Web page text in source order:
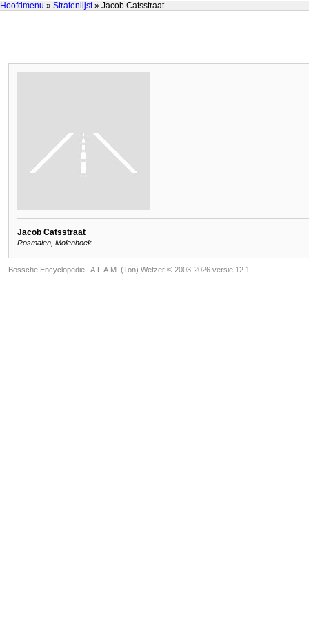
Hoofdmenu » Stratenlijst» Jacob Catsstraat
Jacob Catsstraat
Rosmalen, Molenhoek
Bossche Encyclopedie | A.F.A.M. (Ton) Wetzer © 2003-2026 versie 12.1